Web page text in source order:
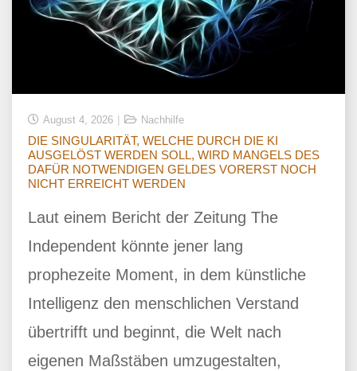
August 4, 2026 Nachhilfe
DIE SINGULARITÄT, WELCHE DURCH DIE KI
AUSGELÖST WERDEN SOLL, WIRD MANGELS DES
DAFÜR NOTWENDIGEN GELDES VORERST NOCH
NICHT ERREICHT WERDEN
Laut einem Bericht der Zeitung The
Independent könnte jener lang
prophezeite Moment, in dem künstliche
Intelligenz den menschlichen Verstand
übertrifft und beginnt, die Welt nach
eigenen Maßstäben umzugestalten,